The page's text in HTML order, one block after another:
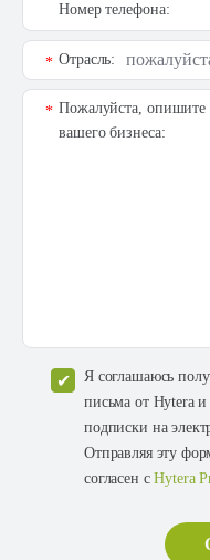
Номер телефона:
Отрасль:
*
Пожалуйста, опишите
вашего бизнеса:
*
Я соглашаюсь
письма от Hytera и
подписки на
Отправляя эту
согласен сHytera